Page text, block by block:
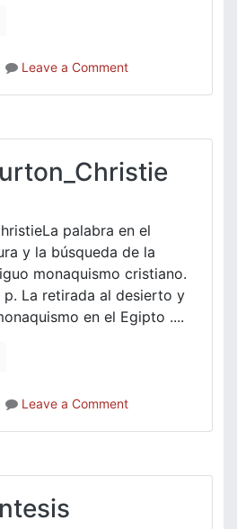
Leave a Commenton
ser
palabra en el
y la búsqueda de la
monaquismo cristiano.
p. La retirada al desierto y
en el Egipto ....
Leave a Commenton